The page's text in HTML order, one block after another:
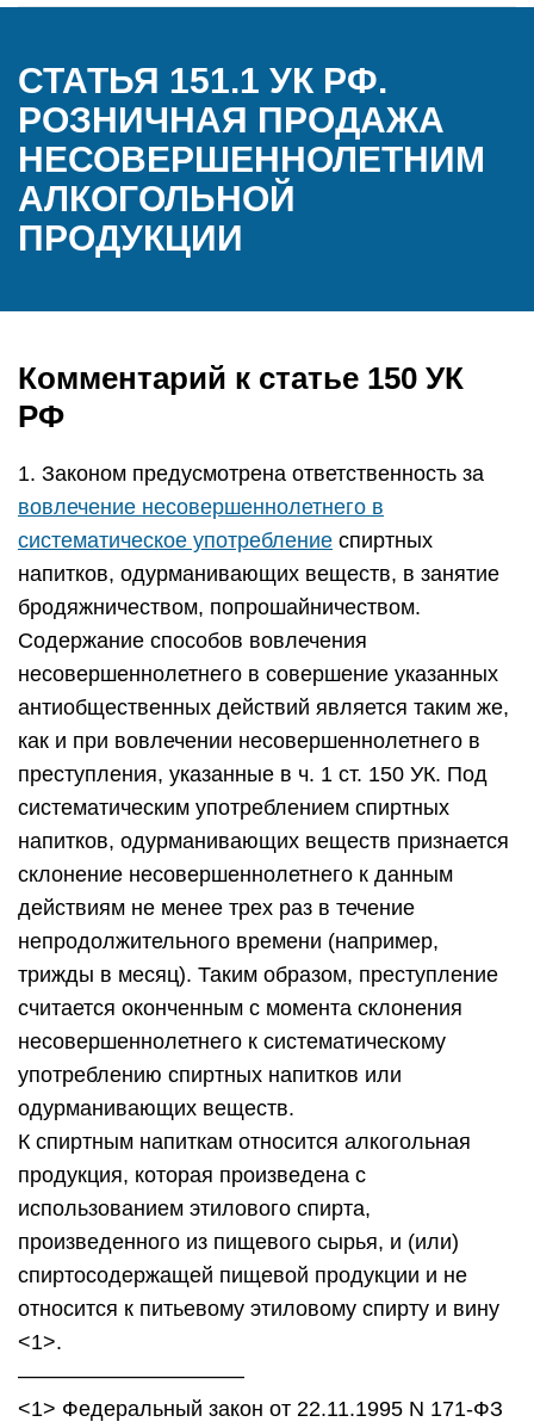
СТАТЬЯ 151.1 УК РФ.
РОЗНИЧНАЯ ПРОДАЖА
НЕСОВЕРШЕННОЛЕТНИМ
АЛКОГОЛЬНОЙ
ПРОДУКЦИИ
Комментарий к статье 150 УК
РФ
1. Законом предусмотрена ответственность за
вовлечение несовершеннолетнего в
систематическое употребление спиртных
напитков, одурманивающих веществ, в занятие
бродяжничеством, попрошайничеством.
Содержание способов вовлечения
несовершеннолетнего в совершение указанных
антиобщественных действий является таким же,
как и при вовлечении несовершеннолетнего в
преступления, указанные в ч. 1 ст. 150 УК. Под
систематическим употреблением спиртных
напитков, одурманивающих веществ признается
склонение несовершеннолетнего к данным
действиям не менее трех раз в течение
непродолжительного времени (например,
трижды в месяц). Таким образом, преступление
считается оконченным с момента склонения
несовершеннолетнего к систематическому
употреблению спиртных напитков или
одурманивающих веществ.
К спиртным напиткам относится алкогольная
продукция, которая произведена с
использованием этилового спирта,
произведенного из пищевого сырья, и (или)
спиртосодержащей пищевой продукции и не
относится к питьевому этиловому спирту и вину
<1>.
——————————–
<1> Федеральный закон от 22.11.1995 N 171-ФЗ